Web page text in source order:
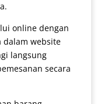
online dengan
dalam website
langsung
secara